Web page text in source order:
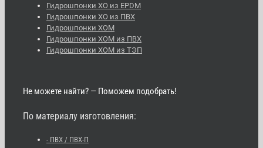
Гидрошпонки ХО из EPDM
Гидрошпонки ХО из ПВХ
Гидрошпонки ХОМ
Гидрошпонки ХОМ из ПВХ
Гидрошпонки ХОМ из ТЭП
Не можете найти? — Поможем подобрать!
По материалу изготовления:
- ПВХ / ПВХ-П